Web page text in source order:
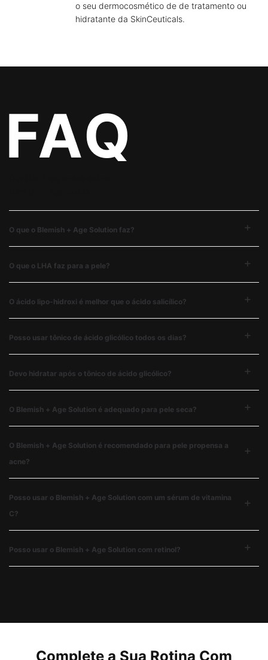
o seu dermocosmético de de tratamento ou
hidratante da SkinCeuticals.
O que o Blemish + Age Solution faz?
O que o LHA faz para a pele?
O ácido lipo-hidroxi é melhor que o ácido salicílico?
Posso usar tônico de ácido glicólico todos os dias?
Devo hidratar após o tônico de ácido glicólico?
O Blemish + Age Solution é adequado para pele seca?
O Blemish + Age Solution é recomendado para pele propensa a
acne?
Posso usar o Blemish + Age Solution com um sérum de vitamina
C?
Posso usar o Blemish + Age Solution com retinol?
Complete a Sua Rotina Com